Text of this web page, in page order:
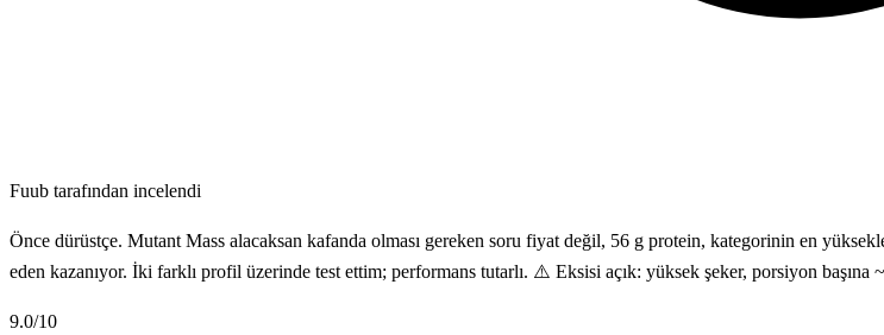
Fuub tarafından incelendi
Önce dürüstçe. Mutant Mass alacaksan kafanda olması gereken soru fiyat değil, 56 g protein, kategorinin en
eden kazanıyor. İki farklı profil üzerinde test ettim; performans tutarlı. ⚠️ Eksisi açık: yüksek şeker, porsiyon
9.0/10